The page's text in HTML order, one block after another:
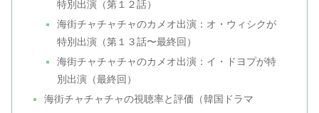
特別出演（第１２話）
海街チャチャチャのカメオ出演：オ・ウィシクが
特別出演（第１３話〜最終回）
海街チャチャチャのカメオ出演：イ・ドヨプが特
別出演（最終回）
海街チャチャチャの視聴率と評価（韓国ドラマ